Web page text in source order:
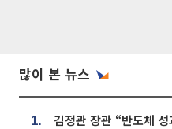
많이 본 뉴스
1.